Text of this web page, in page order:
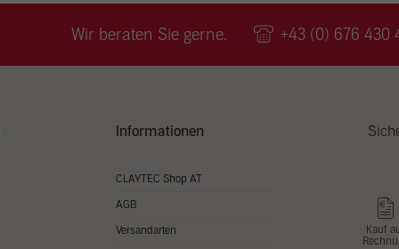
Wir beraten Sie gerne. +43 (0) 676 430
Informationen
CLAYTEC Shop AT
AGB
Versandarten
Kauf
zu